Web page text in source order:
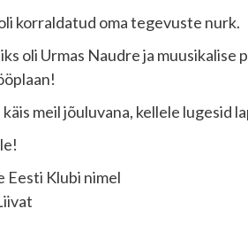
korraldatud oma tegevuste nurk.
oli Urmas Naudre ja muusikalise
meil jõuluvana, kellele lugesid
Eesti Klubi nimel